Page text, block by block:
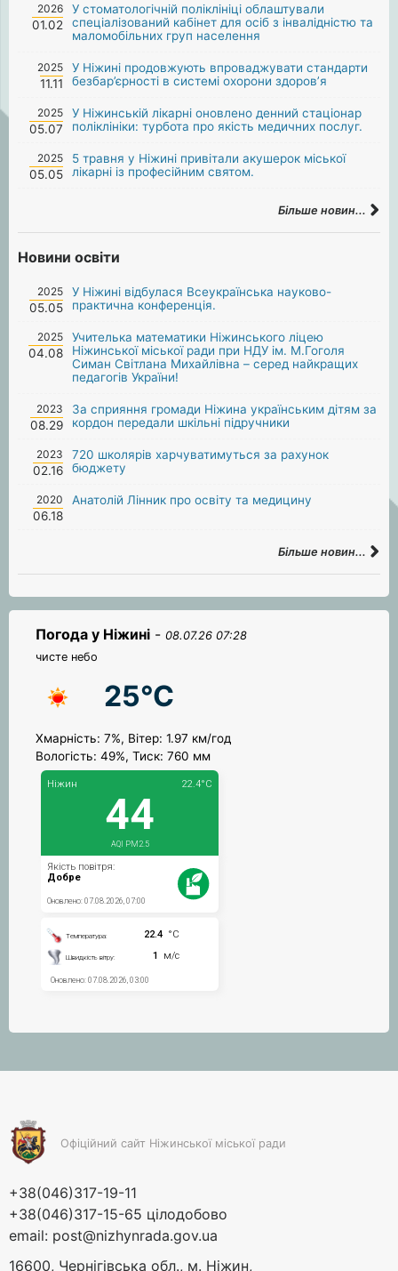
2026
01.02
У стоматологічній поліклініці облаштували
спеціалізований кабінет для осіб з інвалідністю та
маломобільних груп населення
2025
11.11
У Ніжині продовжують впроваджувати стандарти
безбар’єрності в системі охорони здоров’я
2025
05.07
У Ніжинській лікарні оновлено денний стаціонар
поліклініки: турбота про якість медичних послуг.
2025
05.05
5 травня у Ніжині привітали акушерок міської
лікарні із професійним святом.
Більше новин...
Новини освіти
2025
05.05
У Ніжині відбулася Всеукраїнська науково-
практична конференція.
2025
04.08
Учителька математики Ніжинського ліцею
Ніжинської міської ради при НДУ ім. М.Гоголя
Симан Світлана Михайлівна – серед найкращих
педагогів України!
2023
08.29
За сприяння громади Ніжина українським дітям за
кордон передали шкільні підручники
2023
02.16
720 школярів харчуватимуться за рахунок
бюджету
2020
06.18
Анатолій Лінник про освіту та медицину
Більше новин...
Погода у Ніжині - 08.07.26 07:28
чисте небо
25°C
Хмарність: 7%, Вітер: 1.97 км/год
Вологість: 49%, Тиск: 760 мм
Офіційний сайт Ніжинської міської ради
+38(046)317-19-11
+38(046)317-15-65 цілодобово
email: post@nizhynrada.gov.ua
16600, Чернігівська обл., м. Ніжин,